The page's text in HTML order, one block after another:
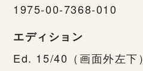
1975-00-7368-010
エディション
Ed. 15/40（画面外左下）